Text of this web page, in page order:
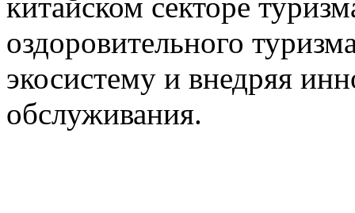
оздоровительного
экосистему и внедряя
обслуживания.